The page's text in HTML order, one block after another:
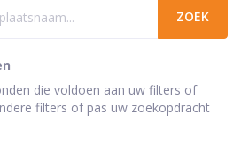
die voldoen aan uw filters of
filters of pas uw zoekopdracht